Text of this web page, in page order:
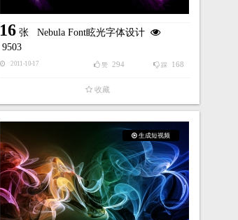
16张 Nebula Font眩光字体设计
9503
2011-10-17 踩 168
赞 294
收藏
生成短视频